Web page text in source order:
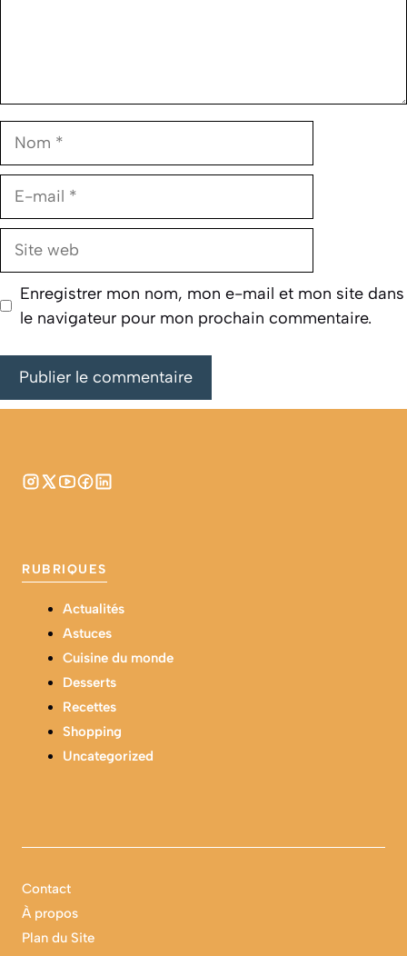
Nom
E-
Site
Enregistrer mon nom, mon e-mail et mon site dans
le navigateur pour mon prochain commentaire.
RUBRIQUES
Actualités
Astuces
Cuisine du monde
Desserts
Recettes
Shopping
Uncategorized
Contact
À propos
Plan du Site